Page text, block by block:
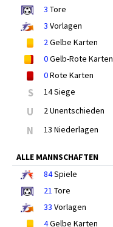
3 Tore
3 Vorlagen
2Gelbe Karten
0Gelb-Rote Karten
0Rote Karten
S 14 Siege
U 2 Unentschieden
N 13 Niederlagen
ALLE MANNSCHAFTEN
84Spiele
21 Tore
33 Vorlagen
4Gelbe Karten